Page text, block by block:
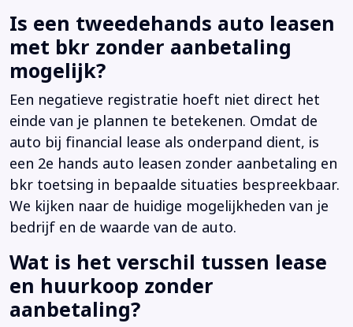
Is een tweedehands auto leasen
met bkr zonder aanbetaling
mogelijk?
Een negatieve registratie hoeft niet direct het
einde van je plannen te betekenen. Omdat de
auto bij financial lease als onderpand dient, is
een 2e hands auto leasen zonder aanbetaling en
bkr toetsing in bepaalde situaties bespreekbaar.
We kijken naar de huidige mogelijkheden van je
bedrijf en de waarde van de auto.
Wat is het verschil tussen lease
en huurkoop zonder
aanbetaling?